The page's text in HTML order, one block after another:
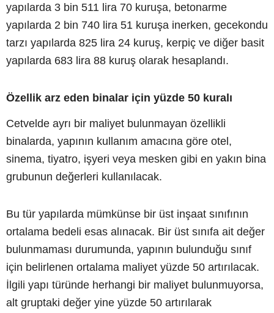
yapılarda 3 bin 511 lira 70 kuruşa, betonarme
yapılarda 2 bin 740 lira 51 kuruşa inerken, gecekondu
tarzı yapılarda 825 lira 24 kuruş, kerpiç ve diğer basit
yapılarda 683 lira 88 kuruş olarak hesaplandı.
Özellik arz eden binalar için yüzde 50 kuralı
Cetvelde ayrı bir maliyet bulunmayan özellikli
binalarda, yapının kullanım amacına göre otel,
sinema, tiyatro, işyeri veya mesken gibi en yakın bina
grubunun değerleri kullanılacak.
Bu tür yapılarda mümkünse bir üst inşaat sınıfının
ortalama bedeli esas alınacak. Bir üst sınıfa ait değer
bulunmaması durumunda, yapının bulunduğu sınıf
için belirlenen ortalama maliyet yüzde 50 artırılacak.
İlgili yapı türünde herhangi bir maliyet bulunmuyorsa,
alt gruptaki değer yine yüzde 50 artırılarak